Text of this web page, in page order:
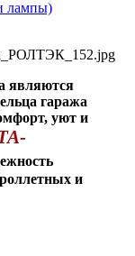
лампы)
являются
гаража
уют и
и